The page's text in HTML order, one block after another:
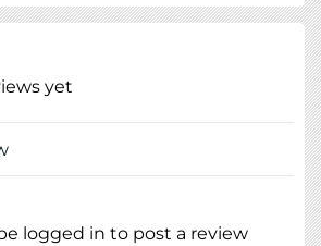
yet
logged in to post a review